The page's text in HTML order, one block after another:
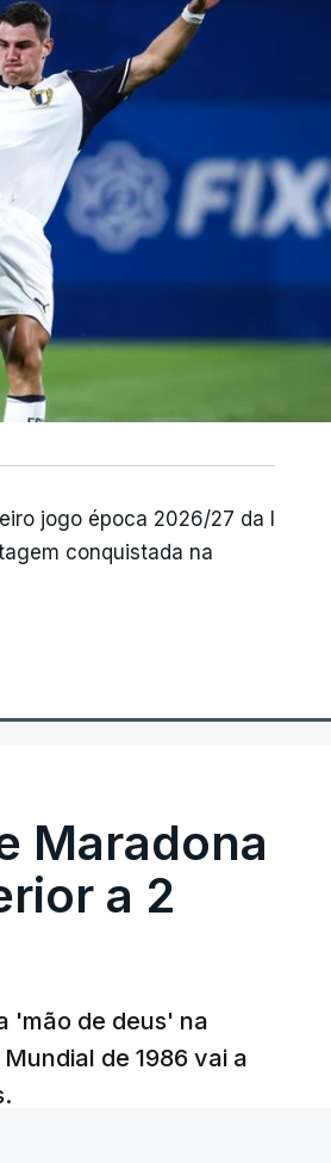
jogo época 2026/27 da I
conquistada na
Maradona
a 2
'mão de deus' na
de 1986 vai a